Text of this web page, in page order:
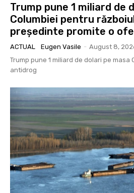
Trump pune 1 miliard de
Columbiei pentru
președinte promite o
ACTUAL Eugen Vasile - August 8,
Trump pune 1 miliard de dolari pe
antidrog